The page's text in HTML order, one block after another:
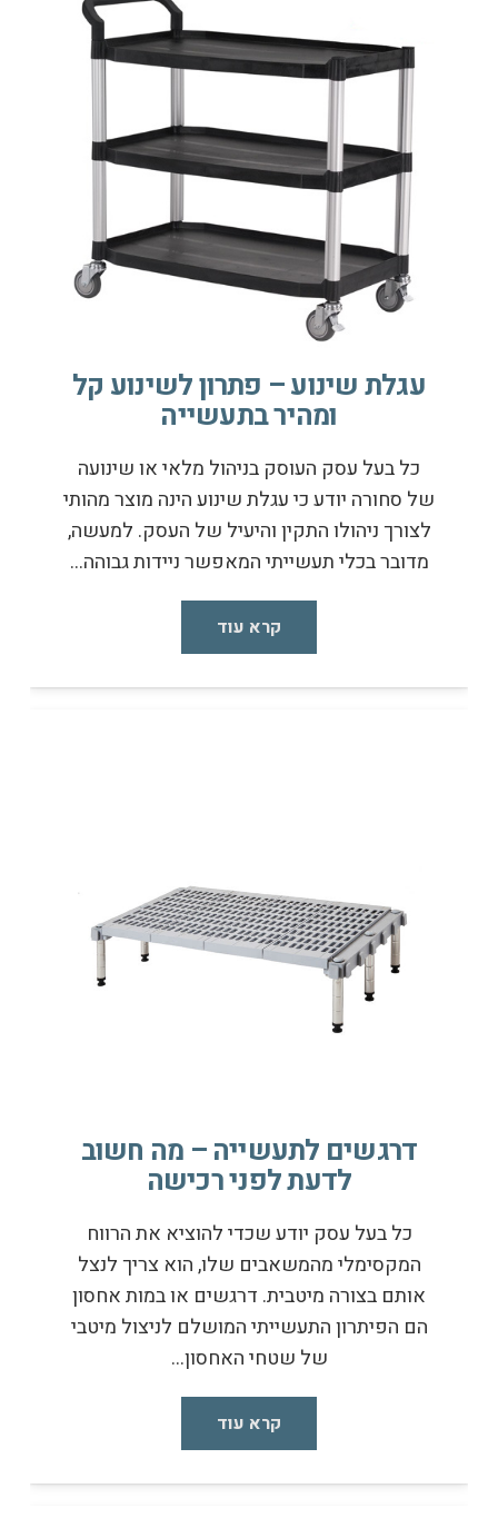
עגלת שינוע – פתרון לשינוע קל
ומהיר בתעשייה
כל בעל עסק העוסק בניהול מלאי או שינועה
של סחורה יודע כי עגלת שינוע הינה מוצר מהותי
לצורך ניהולו התקין והיעיל של העסק. למעשה,
מדובר בכלי תעשייתי המאפשר ניידות גבוהה…
קרא עוד
דרגשים לתעשייה – מה חשוב
לדעת לפני רכישה
כל בעל עסק יודע שכדי להוציא את הרווח
המקסימלי מהמשאבים שלו, הוא צריך לנצל
אותם בצורה מיטבית. דרגשים או במות אחסון
הם הפיתרון התעשייתי המושלם לניצול מיטבי
של שטחי האחסון…
קרא עוד